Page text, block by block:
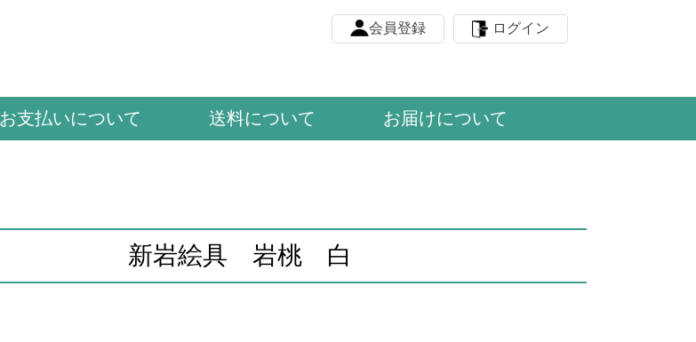
会員登録 ログイン
お支払いについて 送料について お届けについて
新岩絵具 岩桃 白